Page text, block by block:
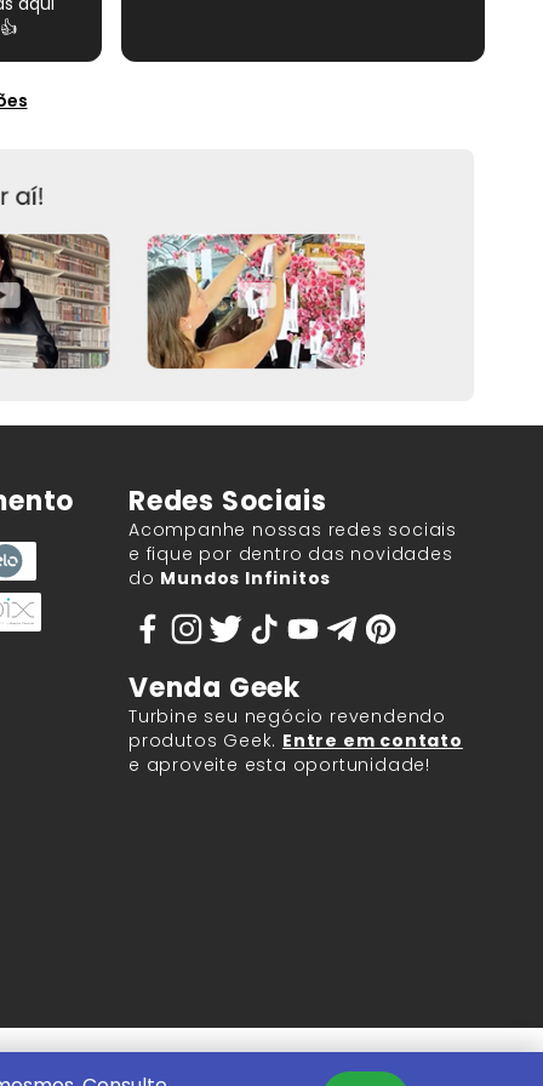
Redes Sociais
Acompanhe nossas redes sociais
e fique por dentro das novidades
do Mundos Infinitos
Venda Geek
Turbine seu negócio revendendo
produtos Geek. Entre em contato
e aproveite esta oportunidade!
0001-60.